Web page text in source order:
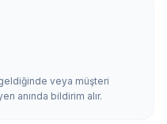
geldiğinde veya müşteri
anında bildirim alır.